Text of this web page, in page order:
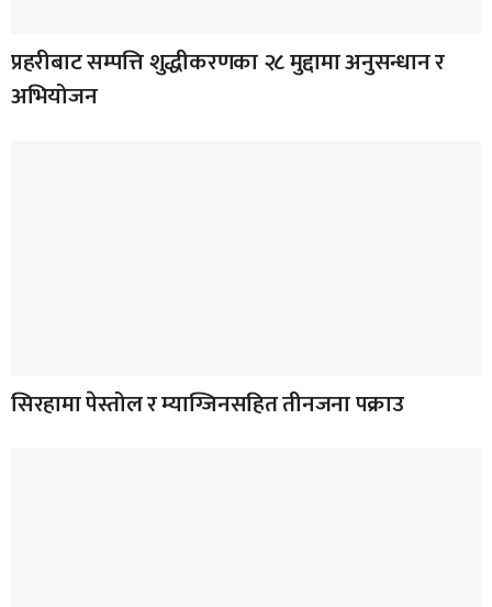
प्रहरीबाट सम्पत्ति शुद्धीकरणका २८ मुद्दामा अनुसन्धान र
अभियोजन
सिरहामा पेस्तोल र म्याग्जिनसहित तीनजना पक्राउ